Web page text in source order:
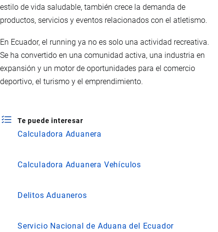
estilo de vida saludable, también crece la demanda de
productos, servicios y eventos relacionados con el atletismo.
En Ecuador, el running ya no es solo una actividad recreativa.
Se ha convertido en una comunidad activa, una industria en
expansión y un motor de oportunidades para el comercio
deportivo, el turismo y el emprendimiento.
Te puede interesar
Calculadora Aduanera
Calculadora Aduanera Vehículos
Delitos Aduaneros
Servicio Nacional de Aduana del Ecuador